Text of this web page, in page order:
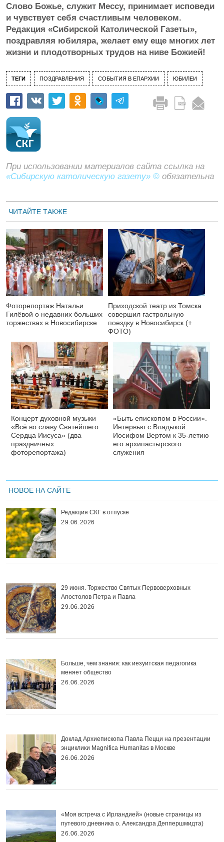
Слово Божье, служит Мессу, принимает исповеди
и чувствует себя счастливым человеком.
Редакция «Сибирской Католической Газеты»,
поздравляя юбиляра, желает ему еще многих лет
жизни и плодотворных трудов на ниве Божией!
ТЕГИ ПОЗДРАВЛЕНИЯ СОБЫТИЯ В ЕПАРХИИ ЮБИЛЕИ
При использовании материалов сайта ссылка на
«Сибирскую католическую газету» © обязательна
ЧИТАЙТЕ ТАКЖЕ
Фоторепортаж Натальи
Гилёвой о недавних больших
торжествах в Новосибирске
Приходской театр из Томска
совершил гастрольную
поездку в Новосибирск (+
ФОТО)
Концерт духовной музыки
«Всё во славу Святейшего
Сердца Иисуса» (два
праздничных
фоторепортажа)
«Быть епископом в России».
Интервью с Владыкой
Иосифом Вертом к 35-летию
его архипастырского
служения
НОВОЕ НА САЙТЕ
Редакция СКГ в отпуске
29.06.2026
29 июня. Торжество Святых Первоверховных
Апостолов Петра и Павла
29.06.2026
Больше, чем знания: как иезуитская педагогика
меняет общество
26.06.2026
Доклад Архиепископа Павла Пецци на презентации
энциклики Magnifica Нumanitas в Москве
26.06.2026
«Моя встреча с Ирландией» (новые страницы из
путевого дневника о. Александра Деппершмидта)
26.06.2026